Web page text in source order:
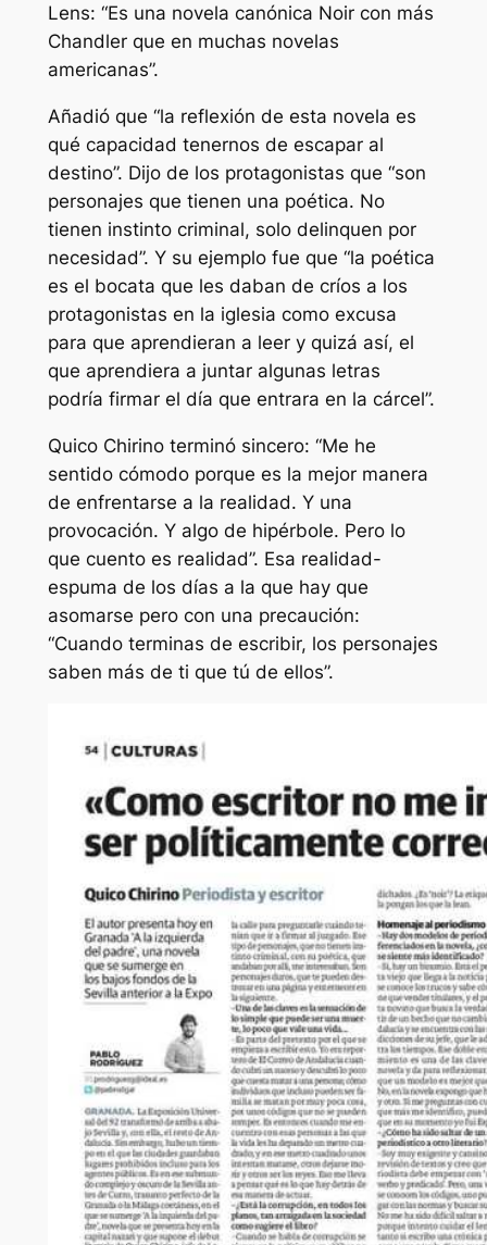
Lens: “Es una novela canónica Noir con más
Chandler que en muchas novelas
americanas”.
Añadió que “la reflexión de esta novela es
qué capacidad tenernos de escapar al
destino”. Dijo de los protagonistas que “son
personajes que tienen una poética. No
tienen instinto criminal, solo delinquen por
necesidad”. Y su ejemplo fue que “la poética
es el bocata que les daban de críos a los
protagonistas en la iglesia como excusa
para que aprendieran a leer y quizá así, el
que aprendiera a juntar algunas letras
podría firmar el día que entrara en la cárcel”.
Quico Chirino terminó sincero: “Me he
sentido cómodo porque es la mejor manera
de enfrentarse a la realidad. Y una
provocación. Y algo de hipérbole. Pero lo
que cuento es realidad”. Esa realidad-
espuma de los días a la que hay que
asomarse pero con una precaución:
“Cuando terminas de escribir, los personajes
saben más de ti que tú de ellos”.